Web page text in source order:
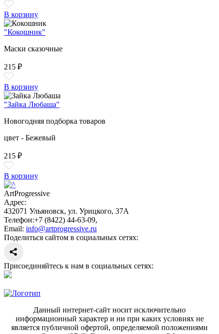
В корзину
"Кокошник"
Маски сказочные
215 ₽
В корзину
"Зайка Любаша"
Новогодняя подборка товаров
цвет - Бежевый
215 ₽
В корзину
ArtProgressive
Адрес:
432071 Ульяновск, ул. Урицкого, 37А
Телефон:+7 (8422) 44-63-09,
Email: info@artprogressive.ru
Поделиться сайтом в социальных сетях:
Присоединяйтесь к нам в социальных сетях:
Данный интернет-сайт носит исключительно
информационный характер и ни при каких условиях не
является публичной офертой, определяемой положениями